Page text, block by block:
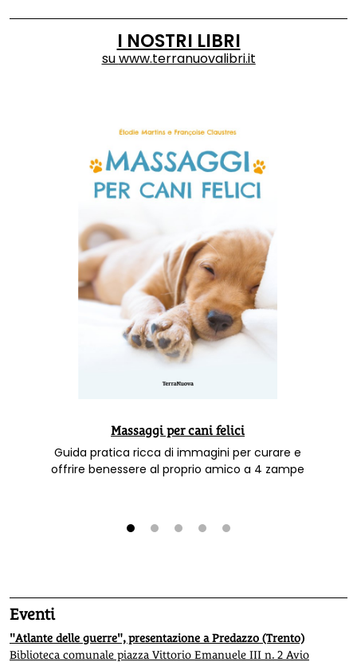
I NOSTRI LIBRI
suwww.terranuovalibri.it
Massaggi per cani felici
Guida pratica ricca di immagini per curare e
offrire benessere al proprio amico a 4 zampe
Eventi
"Atlante delle guerre", presentazione a Predazzo (Trento)
Biblioteca comunale piazza Vittorio Emanuele III n. 2 Avio